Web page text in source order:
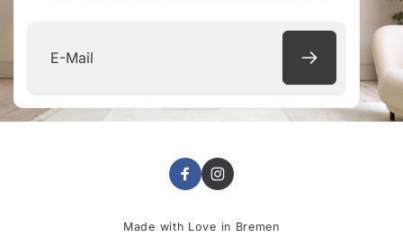
Mail
FacebookInstagram
Made with Love in Bremen